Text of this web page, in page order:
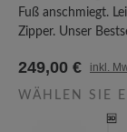
Fuß anschmiegt.
Zipper. Unser
249,00 € inkl.
WÄHLEN SIE